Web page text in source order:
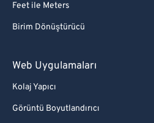
Feet ile Meters
Birim Dönüştürücü
Web Uygulamaları
Kolaj Yapıcı
Görüntü Boyutlandırıcı